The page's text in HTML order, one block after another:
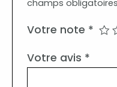
champs
Votre note *
Votre avis *